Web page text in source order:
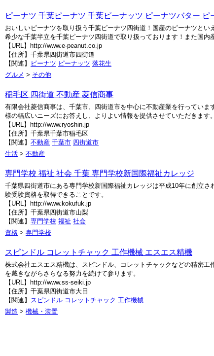
ピーナツ 千葉ピーナツ 千葉ピーナッツ ピーナツバター
おいしいピーナツを取り扱う千葉ピーナツ四街道！国産のピーナツと
希少な千葉半立を千葉ピーナツ四街道で取り扱っております！また国
【URL】http://www.e-peanut.co.jp
【住所】千葉県四街道市四街道
【関連】
ピーナツ ピーナッツ 落花生
グルメ > その他
稲毛区 四街道 不動産 菱信商事
有限会社菱信商事は、千葉市、四街道市を中心に不動産業を行ってい
様の幅広いニーズにお答えし、よりよい情報を提供させていただきます。
【URL】http://www.ryoshin.jp
【住所】千葉県千葉市稲毛区
【関連】 不動産 千葉市 四街道市
生活 > 不動産
専門学校 福祉 社会 千葉 専門学校新国際福祉カレッジ
千葉県四街道市にある専門学校新国際福祉カレッジは平成10年に創立
験受験資格を取得できることです。
【URL】http://www.kokufuk.jp
【住所】千葉県四街道市山梨
【関連】 専門学校 福祉 社会
資格 > 専門学校
スピンドル コレットチャック 工作機械 エスエス精機
株式会社エスエス精機は、スピンドル、コレットチャックなどの精密
を戴きながらさらなる努力を続けて参ります。
【URL】http://www.ss-seiki.jp
【住所】千葉県四街道市大日
【関連】 スピンドル コレットチャック 工作機械
製造 > 機械・装置